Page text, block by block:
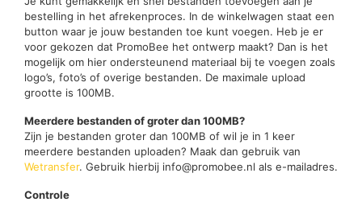
bestelling in het afrekenproces. In de winkelwagen staat een
button waar je jouw bestanden toe kunt voegen. Heb je er
voor gekozen dat PromoBee het ontwerp maakt? Dan is het
mogelijk om hier ondersteunend materiaal bij te voegen zoals
logo’s, foto’s of overige bestanden. De maximale upload
grootte is 100MB.
Meerdere bestanden of groter dan 100MB?
Zijn je bestanden groter dan 100MB of wil je in 1 keer
meerdere bestanden uploaden? Maak dan gebruik van
Wetransfer. Gebruik hierbij info@promobee.nl als e-mailadres.
Controle